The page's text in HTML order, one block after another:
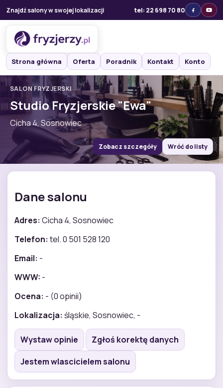
Znajdź salony w swojej lokalizacji tel: 22 698 70 80
Strona główna Oferta Poradnik Kontakt Konto
SALON FRYZJERSKI
Studio Fryzjerskie "Ewa"
Cicha 4, Sosnowiec
Zobacz szczegóły Wróć do listy
Dane salonu
Adres: Cicha 4, Sosnowiec
Telefon: tel. 0 501 528 120
Email: -
WWW: -
Ocena: - (0 opinii)
Lokalizacja: śląskie, Sosnowiec, -
Wystaw opinie
Zgłoś korektę danych
Jestem wlascicielem salonu